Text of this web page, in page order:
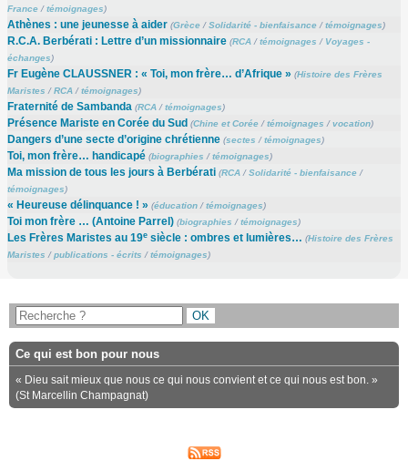
France/témoignages)
Athènes : une jeunesse à aider (Grèce/Solidarité - bienfaisance/témoignages)
R.C.A. Berbérati : Lettre d’un missionnaire (RCA/témoignages / Voyages -
échanges)
Fr Eugène CLAUSSNER : « Toi, mon frère… d’Afrique » (Histoire des Frères
Maristes /RCA/témoignages)
Fraternité de Sambanda (RCA/témoignages)
Présence Mariste en Corée du Sud (Chine et Corée/témoignages /vocation)
Dangers d’une secte d’origine chrétienne (sectes /témoignages)
Toi, mon frère… handicapé (biographies /témoignages)
Ma mission de tous les jours à Berbérati (RCA/Solidarité - bienfaisance/
témoignages)
« Heureuse délinquance ! » (éducation/témoignages)
Toi mon frère … (Antoine Parrel) (biographies /témoignages)
Les Frères Maristes au 19esiècle : ombres et lumières… (Histoire des Frères
Maristes /publications - écrits /témoignages)
Ce qui est bon pour nous
« Dieu sait mieux que nous ce qui nous convient et ce qui nous est bon. »
(St Marcellin Champagnat)